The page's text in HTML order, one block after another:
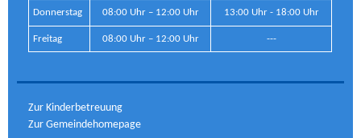
Donnerstag 08:00 Uhr – 12:00 Uhr 13:00 Uhr - 18:00 Uhr
Freitag 08:00 Uhr – 12:00 Uhr ---
Zur Kinderbetreuung
Zur Gemeindehomepage